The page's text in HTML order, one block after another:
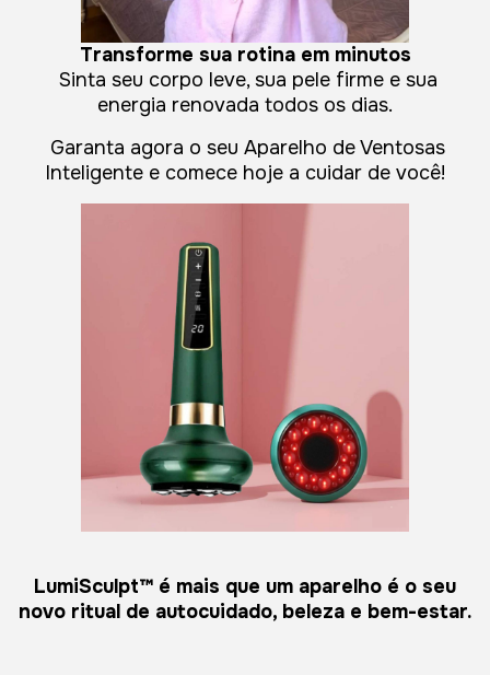
Transforme sua rotina em minutos
Sinta seu corpo leve, sua pele firme e sua
energia renovada todos os dias.
Garanta agora o seu Aparelho de Ventosas
Inteligente e comece hoje a cuidar de você!
LumiSculpt™ é mais que um aparelho é o seu
novo ritual de autocuidado, beleza e bem-estar.